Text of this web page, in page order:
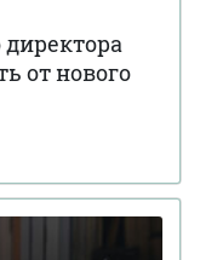
от нового